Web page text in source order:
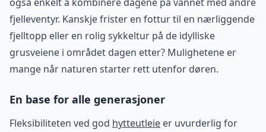
fjelleventyr. Kanskje frister en fottur til en nærliggende
fjelltopp eller en rolig sykkeltur på de idylliske
grusveiene i området dagen etter? Mulighetene er
mange når naturen starter rett utenfor døren.
En base for alle generasjoner
Fleksibiliteten ved god hytteutleie er uvurderlig for